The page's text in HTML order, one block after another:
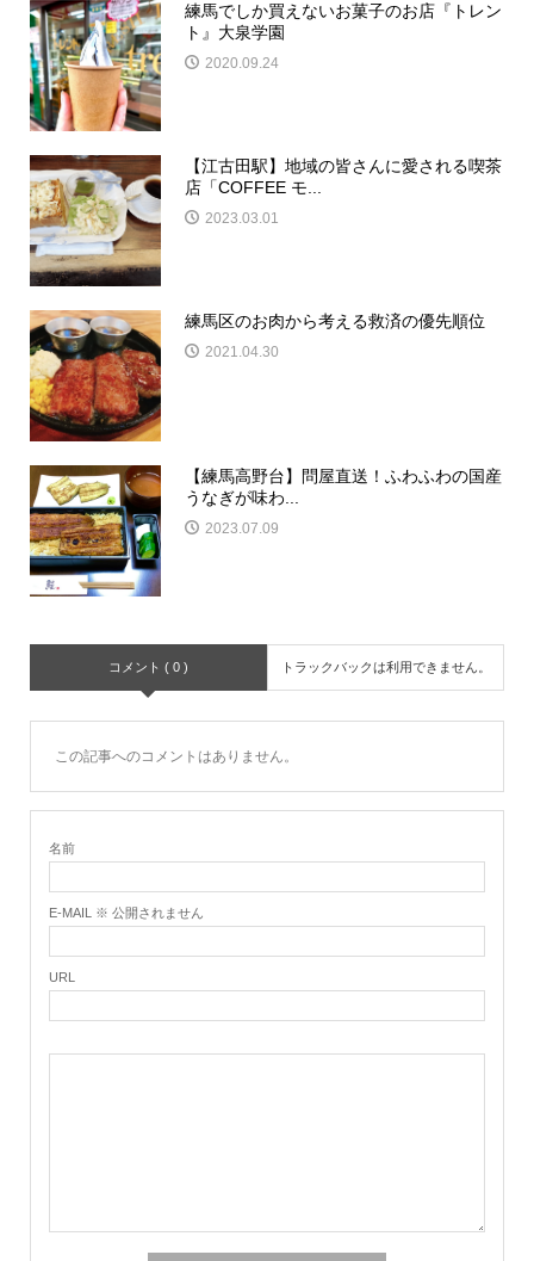
練馬でしか買えないお菓子のお店『トレン
ト』大泉学園
2020.09.24
【江古田駅】地域の皆さんに愛される喫茶
店「COFFEE モ...
2023.03.01
練馬区のお肉から考える救済の優先順位
2021.04.30
【練馬高野台】問屋直送！ふわふわの国産
うなぎが味わ...
2023.07.09
コメント ( 0 ) トラックバックは利用できません。
この記事へのコメントはありません。
名前
E-MAIL ※ 公開されません
URL